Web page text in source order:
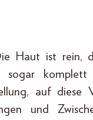
Haut ist rein,
sogar
auf diese
und